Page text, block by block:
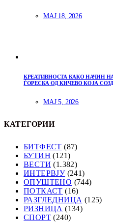
МАЈ 18, 2026
КРЕАТИВНОСТА КАКО НАЧИН
ЃОРЕСКА ОД КИЧЕВО КОЈА
МАЈ 5, 2026
КАТЕГОРИИ
БИТФЕСТ (87)
БУТИН (121)
ВЕСТИ (1.382)
ИНТЕРВЈУ(241)
ОПУШТЕНО (744)
ПОТКАСТ (16)
РАЗГЛЕДНИЦА (125)
РИЗНИЦА (134)
СПОРТ (240)